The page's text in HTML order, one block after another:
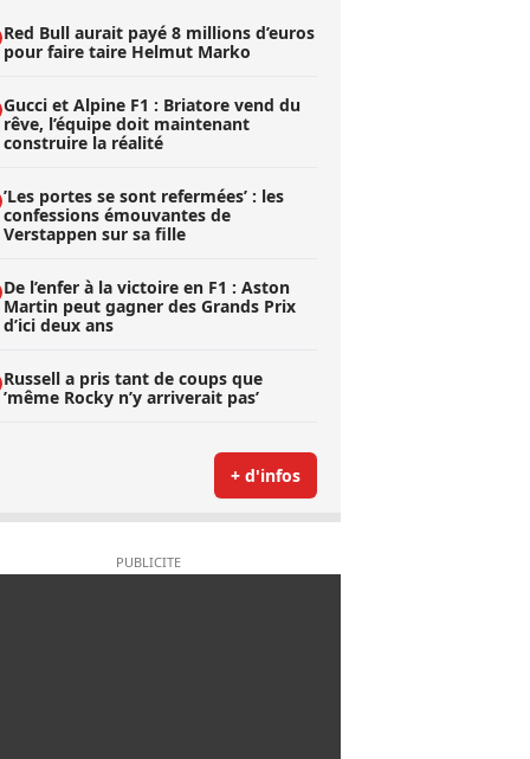
Red Bull aurait payé 8 millions d’euros
pour faire taire Helmut Marko
Gucci et Alpine F1 : Briatore vend du
rêve, l’équipe doit maintenant
construire la réalité
’Les portes se sont refermées’ : les
confessions émouvantes de
Verstappen sur sa fille
De l’enfer à la victoire en F1 : Aston
Martin peut gagner des Grands Prix
d’ici deux ans
Russell a pris tant de coups que
’même Rocky n’y arriverait pas’
+ d'infos